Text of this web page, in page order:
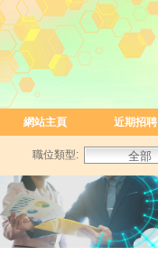
網站主頁 近期招聘
職位類型: